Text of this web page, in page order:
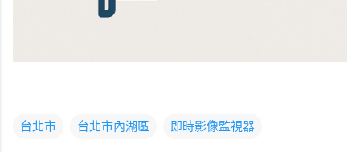
台北市 台北市內湖區 即時影像監視器